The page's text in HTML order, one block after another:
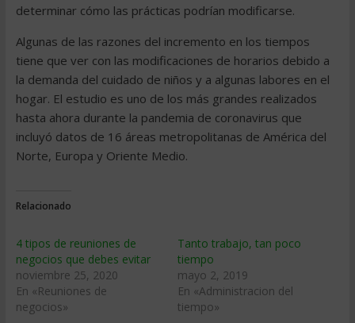
determinar cómo las prácticas podrían modificarse.
Algunas de las razones del incremento en los tiempos
tiene que ver con las modificaciones de horarios debido a
la demanda del cuidado de niños y a algunas labores en el
hogar. El estudio es uno de los más grandes realizados
hasta ahora durante la pandemia de coronavirus que
incluyó datos de 16 áreas metropolitanas de América del
Norte, Europa y Oriente Medio.
Relacionado
4 tipos de reuniones de
negocios que debes evitar
noviembre 25, 2020
En «Reuniones de
negocios»
Tanto trabajo, tan poco
tiempo
mayo 2, 2019
En «Administracion del
tiempo»